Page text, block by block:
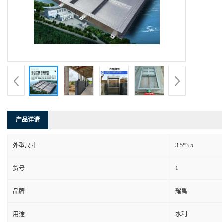
产品详请
外型尺寸 3.5*3.5
货号 1
品牌 耀禹
用途 水利